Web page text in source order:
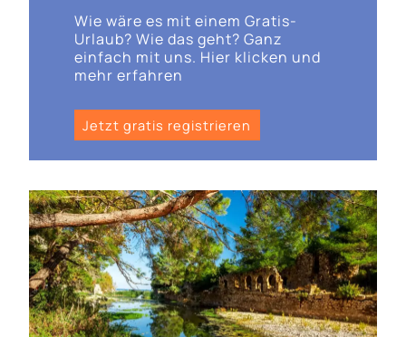
Wie wäre es mit einem Gratis-
Urlaub? Wie das geht? Ganz
einfach mit uns. Hier klicken und
mehr erfahren
Jetzt gratis registrieren